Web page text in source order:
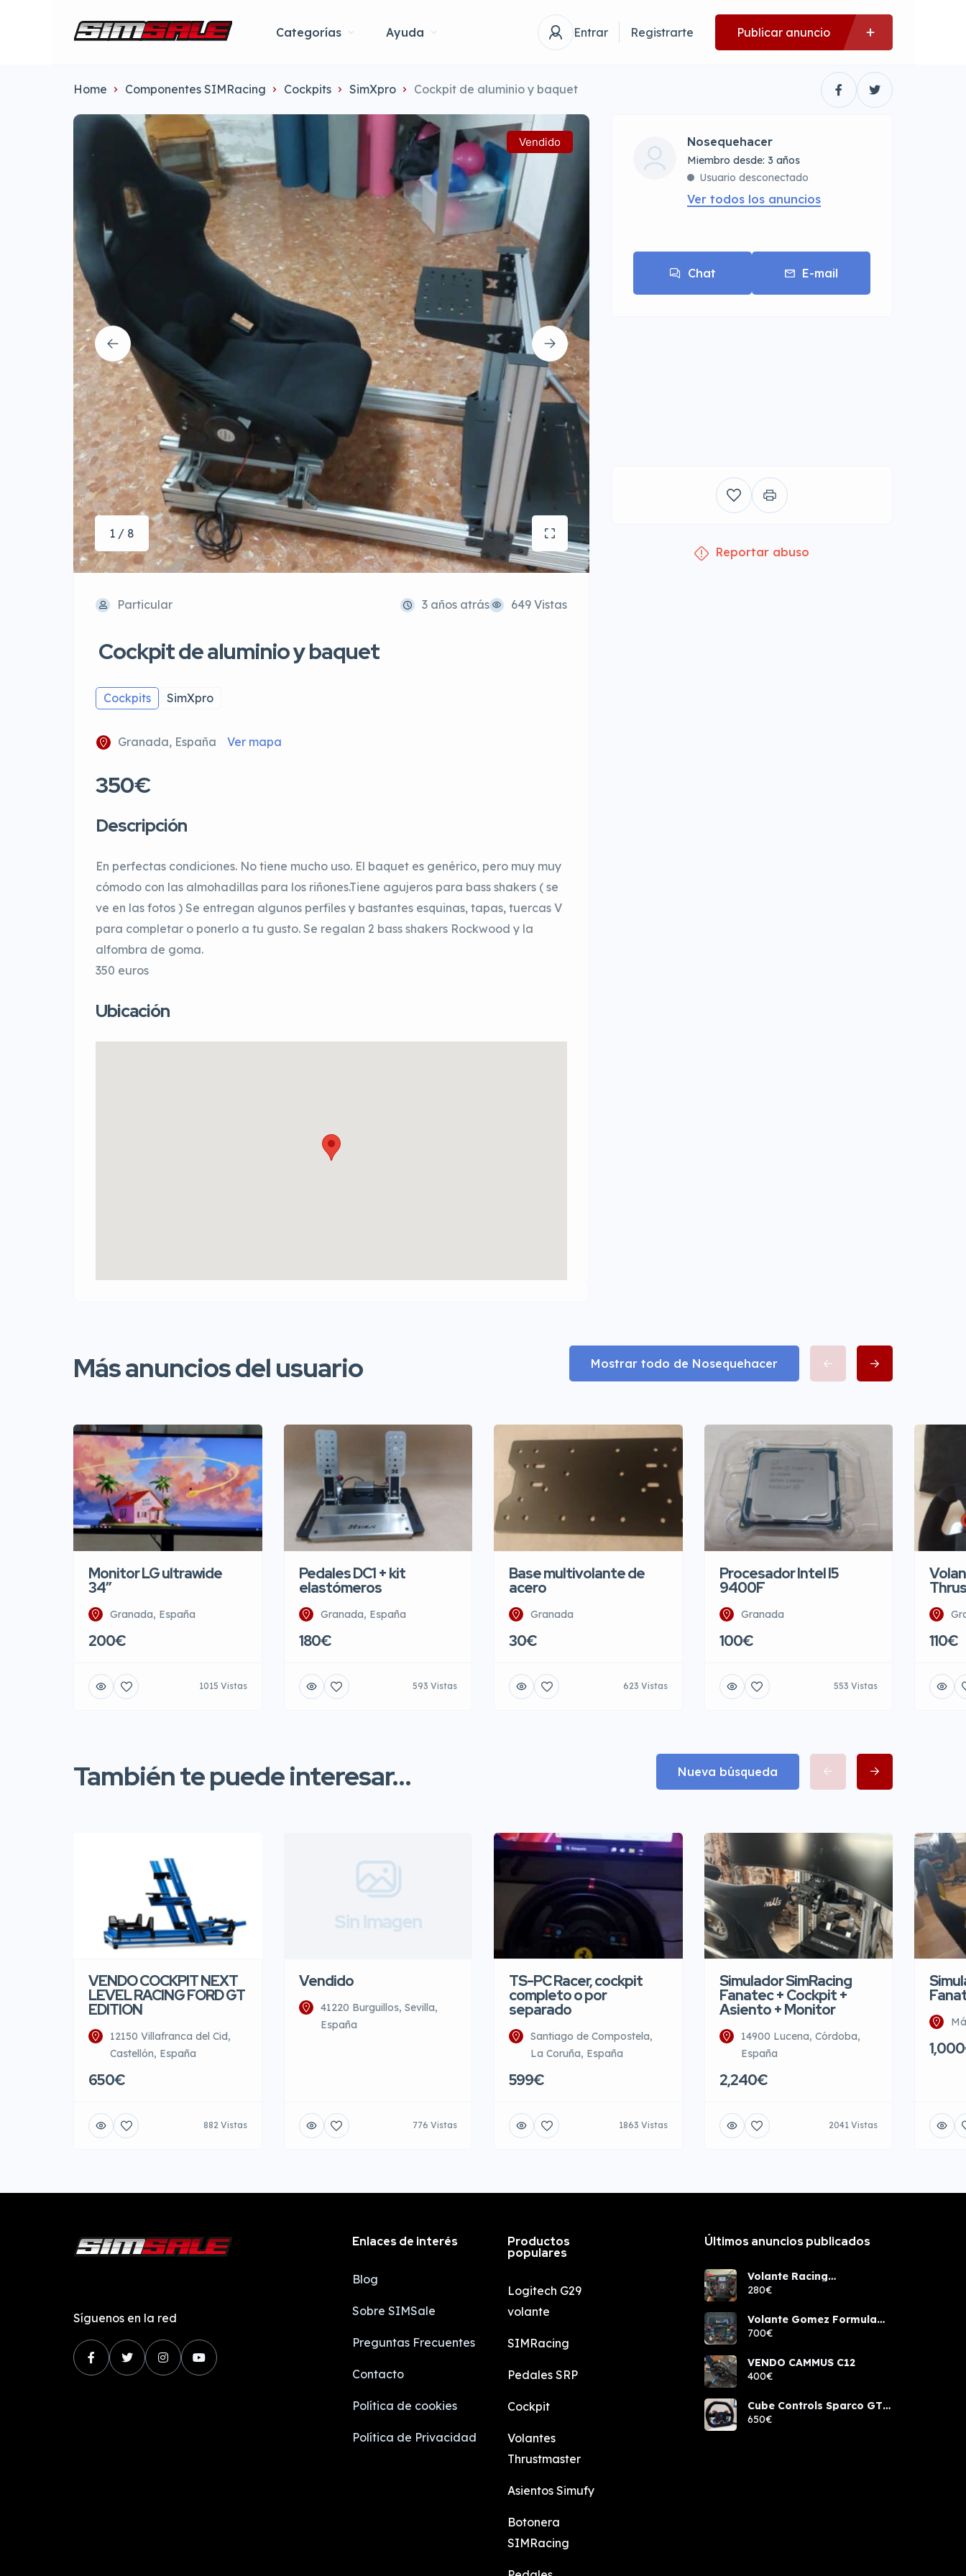
Categorías Ayuda Entrar Registrarte Publicar anuncio
Home Componentes SIMRacing Cockpits SimXpro Cockpit de aluminio y baquet
Vendido
1 / 8
Particular 3 años atrás 649 Vistas
Cockpit de aluminio y baquet
Cockpits SimXpro
Granada, España Ver mapa
350€
Descripción
En perfectas condiciones. No tiene mucho uso. El baquet es genérico, pero muy muy
cómodo con las almohadillas para los riñones.Tiene agujeros para bass shakers ( se
ve en las fotos ) Se entregan algunos perfiles y bastantes esquinas, tapas, tuercas V
para completar o ponerlo a tu gusto. Se regalan 2 bass shakers Rockwood y la
alfombra de goma.
350 euros
Ubicación
Nosequehacer
Miembro desde: 3 años
Usuario desconectado
Ver todos los anuncios
Chat E-mail
Reportar abuso
Más anuncios del usuario Mostrar todo de Nosequehacer
Monitor LG ultrawide
34″
Granada, España
200€
1015 Vistas
Pedales DC1 + kit
elastómeros
Granada, España
180€
593 Vistas
Base multivolante de
acero
Granada
30€
623 Vistas
Procesador Intel I5
9400F
Granada
100€
553 Vistas
110€
También te puede interesar... Nueva búsqueda
VENDO COCKPIT NEXT
LEVEL RACING FORD GT
EDITION
12150 Villafranca del Cid,
Castellón, España
650€
882 Vistas
Sin Imagen
Vendido
41220 Burguillos, Sevilla,
España
776 Vistas
TS-PC Racer, cockpit
completo o por
separado
Santiago de Compostela,
La Coruña, España
599€
1863 Vistas
Simulador SimRacing
Fanatec + Cockpit +
Asiento + Monitor
14900 Lucena, Córdoba,
España
2,240€
2041 Vistas
Síguenos en la red
Enlaces de interés
Blog
Sobre SIMSale
Preguntas Frecuentes
Contacto
Política de cookies
Política de Privacidad
Productos
populares
Logitech G29
volante
SIMRacing
Pedales SRP
Cockpit
Volantes
Thrustmaster
Asientos Simufy
Botonera
SIMRacing
Últimos anuncios publicados
Volante Racing
components rcw sport
280€
Volante Gomez Formula
Pro Elite
700€
VENDO CAMMUS C12
400€
Cube Controls Sparco GT
PRO NUEVO
650€